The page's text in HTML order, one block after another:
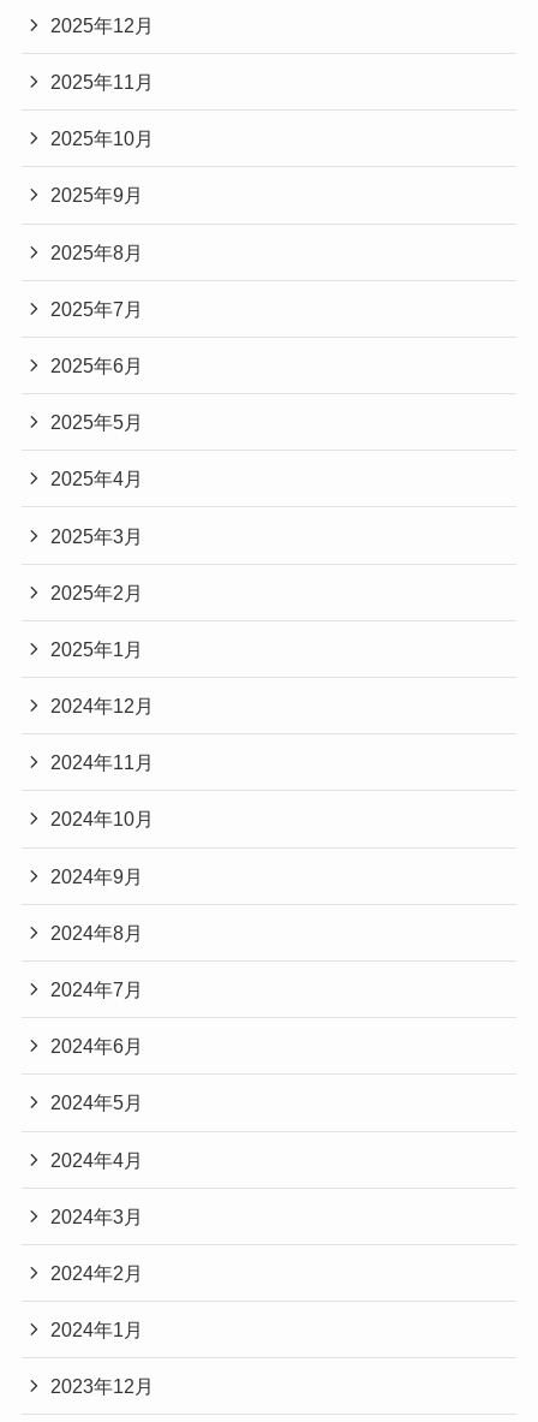
2025年12月
2025年11月
2025年10月
2025年9月
2025年8月
2025年7月
2025年6月
2025年5月
2025年4月
2025年3月
2025年2月
2025年1月
2024年12月
2024年11月
2024年10月
2024年9月
2024年8月
2024年7月
2024年6月
2024年5月
2024年4月
2024年3月
2024年2月
2024年1月
2023年12月